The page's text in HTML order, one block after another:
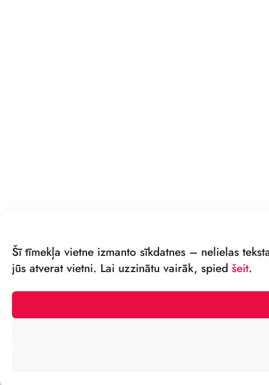
Šī tīmekļa vietne izmanto sīkdatnes – nelielas
jūs atverat vietni. Lai uzzinātu vairāk, spied šeit.